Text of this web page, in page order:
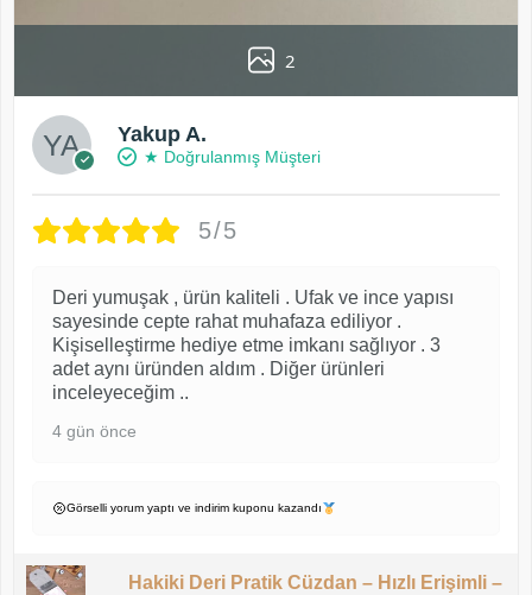
2
Yakup A.
★ Doğrulanmış Müşteri
5/5
Deri yumuşak , ürün kaliteli . Ufak ve ince yapısı
sayesinde cepte rahat muhafaza ediliyor .
Kişiselleştirme hediye etme imkanı sağlıyor . 3
adet aynı üründen aldım . Diğer ürünleri
inceleyeceğim ..
4 gün önce
Görselli yorum yaptı ve indirim kuponu kazandı
Hakiki Deri Pratik Cüzdan – Hızlı Erişimli –